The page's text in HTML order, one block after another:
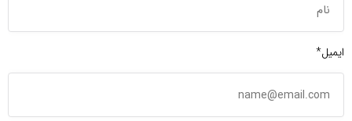
ایمیل*